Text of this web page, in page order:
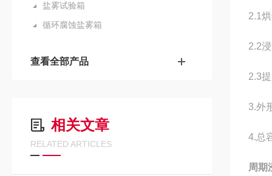
盐雾试验箱
循环腐蚀盐雾箱
查看全部产品
相关文章
RELATED ARTICLES
2.1
2.2
2.3
3.外
4.总
周期